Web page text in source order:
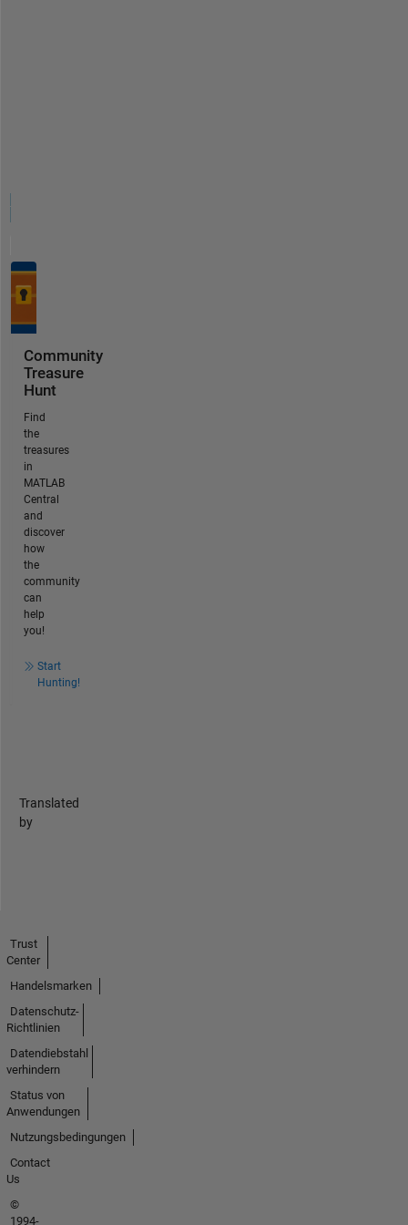
Community
Treasure
Hunt
Find
the
treasures
in
MATLAB
Central
and
discover
how
the
community
can
help
you!
Start
Hunting!
Translated
by
Trust
Center
Handelsmarken
Datenschutz-
Richtlinien
Datendiebstahl
verhindern
Status von
Anwendungen
Nutzungsbedingungen
Contact
Us
©
1994-